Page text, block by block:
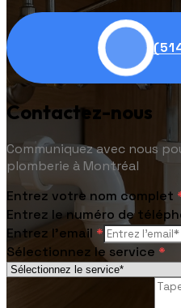
Contactez-nous
Communiquez avec nous
plomberie à Montréal
Entrez votre nom complet
Entrez le numéro de
Entrez l'email *
Sélectionnez le service *